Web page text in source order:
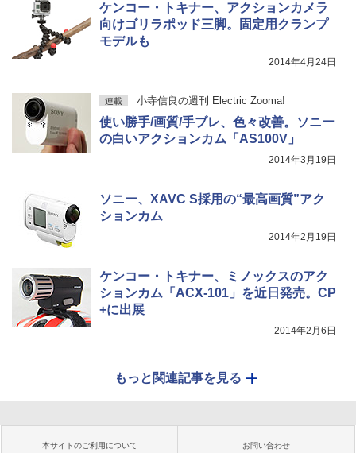
ケンコー・トキナー、アクションカメラ
向けゴリラポッド三脚。固定用クランプ
モデルも
2014年4月24日
連載 小寺信良の週刊 Electric Zooma!
使い勝手/画質/手ブレ、色々改善。ソニー
の白いアクションカム「AS100V」
2014年3月19日
ソニー、XAVC S採用の“最高画質”アク
ションカム
2014年2月19日
ケンコー・トキナー、ミノックスのアク
ションカム「ACX-101」を近日発売。CP
+に出展
2014年2月6日
もっと関連記事を見る
本サイトのご利用について お問い合わせ